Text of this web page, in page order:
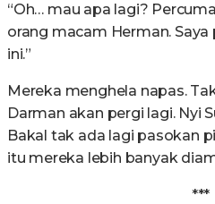
“Oh… mau apa lagi?
orang macam Herman.
ini.”
Mereka menghela napas.
Darman akan pergi lagi. Nyi
Bakal tak ada lagi pasokan
itu mereka lebih banyak
***